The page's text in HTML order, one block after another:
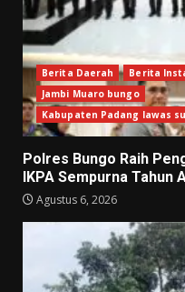
Berita Daerah
Berita
Jambi Muaro bungo
Kabupaten Padang lawas
Polres Bungo Raih
IKPA Sempurna Tahun
Agustus 6, 2026